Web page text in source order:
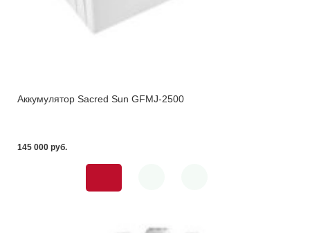
Аккумулятор Sacred Sun GFMJ-2500
145 000 pуб.